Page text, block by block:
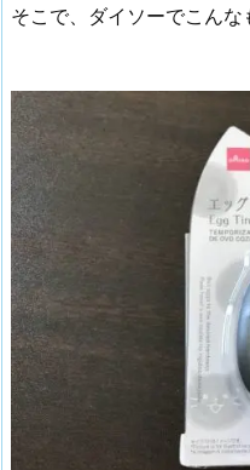
そこで、ダイソーでこんな